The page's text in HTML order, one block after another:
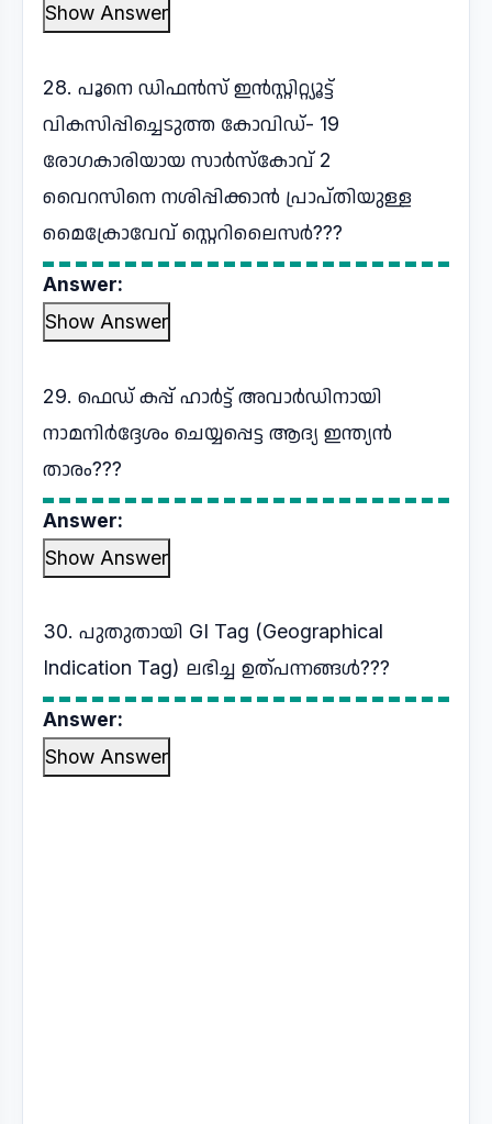
Show Answer
28. പൂനെ ഡിഫൻസ് ഇൻസ്റ്റിറ്റ്യൂട്ട്
വികസിപ്പിച്ചെടുത്ത കോവിഡ്- 19
രോഗകാരിയായ സാർസ്കോവ് 2
വൈറസിനെ നശിപ്പിക്കാൻ പ്രാപ്തിയുള്ള
മൈക്രോവേവ് സ്റ്റെറിലൈസർ???
Answer:
Show Answer
29. ഫെഡ് കപ്പ് ഹാർട്ട് അവാർഡിനായി
നാമനിർദ്ദേശം ചെയ്യപ്പെട്ട ആദ്യ ഇന്ത്യൻ
താരം???
Answer:
Show Answer
30. പുതുതായി GI Tag (Geographical
Indication Tag) ലഭിച്ച ഉത്പന്നങ്ങൾ???
Answer:
Show Answer